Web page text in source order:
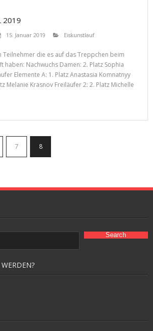
2019
15. Januar 2019 Eiskunstlauf
Teilnehmer die es auf das Treppchen beim
haben: Nachwuchs Damen: 2. Platz Sophia
Elemente A: 1. Platz Anastasia Komnatnyy
Melanie Krasnov Freiläufer 2: 2. Platz Michelle
7 8